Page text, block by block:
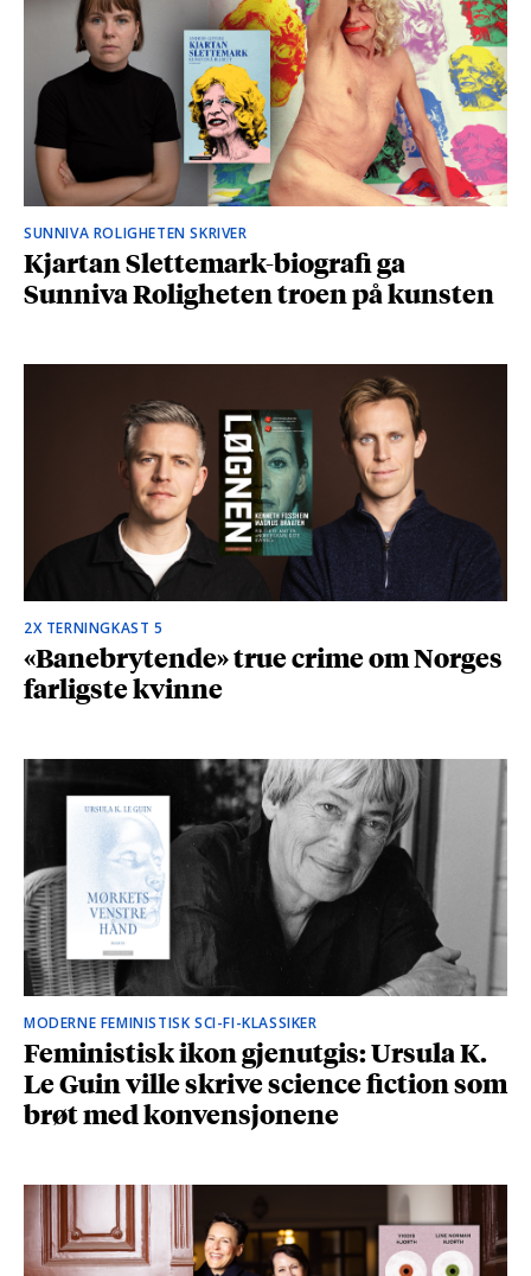
SUNNIVA ROLIGHETEN SKRIVER
Kjartan Slettemark-biografi ga
Sunniva Roligheten troen på kunsten
2X TERNINGKAST 5
«Banebrytende» true crime om Norges
farligste kvinne
MODERNE FEMINISTISK SCI-FI-KLASSIKER
Feministisk ikon gjenutgis: Ursula K.
Le Guin ville skrive science fiction som
brøt med konvensjonene